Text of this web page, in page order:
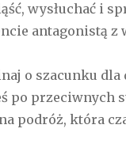
wysłuchać i
antagonistą z
o szacunku
po przeciwnych
podróż, która